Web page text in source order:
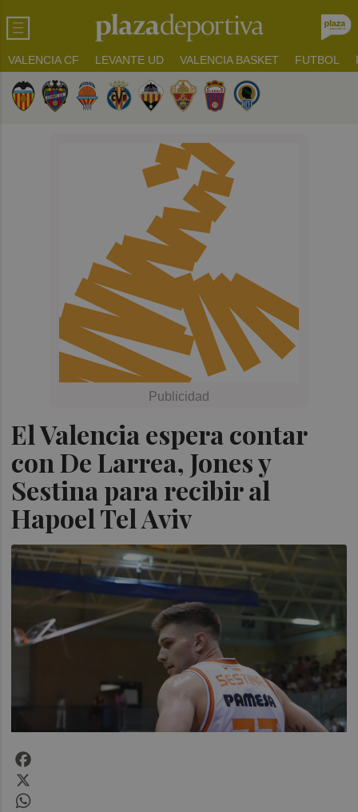
VALENCIA CF LEVANTE UD VALENCIA BASKET FUTBOL
El Valencia espera contar
con De Larrea, Jones y
Sestina para recibir al
Hapoel Tel Aviv